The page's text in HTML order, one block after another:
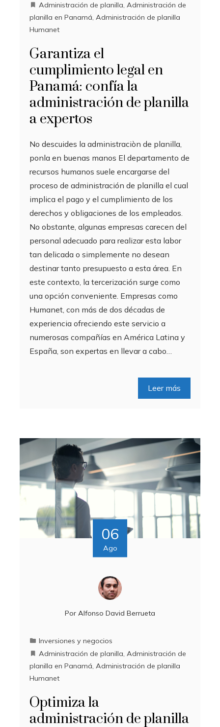
Administración de planilla, Administración de
planilla en Panamá, Administración de planilla
Humanet
Garantiza el
cumplimiento legal en
Panamá: confía la
administración de planilla
a expertos
No descuides la administraciòn de planilla,
ponla en buenas manos El departamento de
recursos humanos suele encargarse del
proceso de administración de planilla el cual
implica el pago y el cumplimiento de los
derechos y obligaciones de los empleados.
No obstante, algunas empresas carecen del
personal adecuado para realizar esta labor
tan delicada o simplemente no desean
destinar tanto presupuesto a esta área. En
este contexto, la tercerización surge como
una opción conveniente. Empresas como
Humanet, con más de dos décadas de
experiencia ofreciendo este servicio a
numerosas compañías en América Latina y
España, son expertas en llevar a cabo…
Leer más
06
Ago
Por Alfonso David Berrueta
Inversiones y negocios
Administración de planilla Administración de
planilla en Panamá Administración de planilla
Humanet
Optimiza la
administración de planilla